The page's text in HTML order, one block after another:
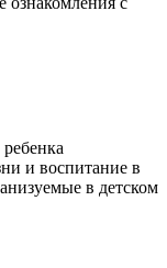
и воспитание в
в детском